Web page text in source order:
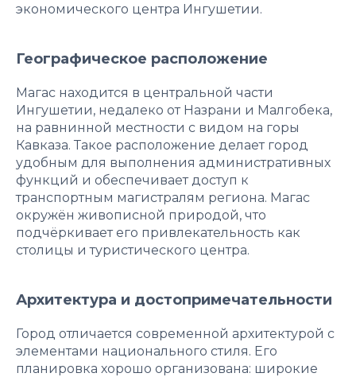
экономического центра Ингушетии.
Географическое расположение
Магас находится в центральной части
Ингушетии, недалеко от Назрани и Малгобека,
на равнинной местности с видом на горы
Кавказа. Такое расположение делает город
удобным для выполнения административных
функций и обеспечивает доступ к
транспортным магистралям региона. Магас
окружён живописной природой, что
подчёркивает его привлекательность как
столицы и туристического центра.
Архитектура и достопримечательности
Город отличается современной архитектурой с
элементами национального стиля. Его
планировка хорошо организована: широкие